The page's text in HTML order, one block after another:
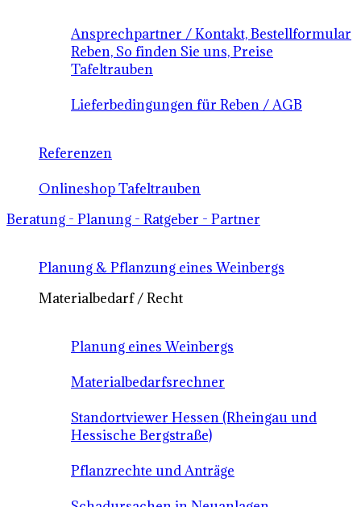
Ansprechpartner / Kontakt, Bestellformular
Reben, So finden Sie uns, Preise
Tafeltrauben
Lieferbedingungen für Reben / AGB
Referenzen
Onlineshop Tafeltrauben
Beratung - Planung - Ratgeber - Partner
Planung & Pflanzung eines Weinbergs
Materialbedarf / Recht
Planung eines Weinbergs
Materialbedarfsrechner
Standortviewer Hessen (Rheingau und
Hessische Bergstraße)
Pflanzrechte und Anträge